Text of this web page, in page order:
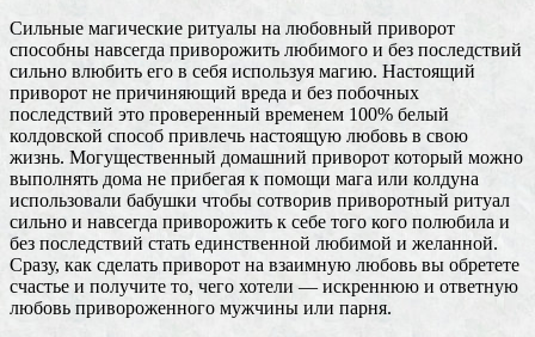
Сильные магические ритуалы на любовный приворот
способны навсегда приворожить любимого и без последствий
сильно влюбить его в себя используя магию. Настоящий
приворот не причиняющий вреда и без побочных
последствий это проверенный временем 100% белый
колдовской способ привлечь настоящую любовь в свою
жизнь. Могущественный домашний приворот который можно
выполнять дома не прибегая к помощи мага или колдуна
использовали бабушки чтобы сотворив приворотный ритуал
сильно и навсегда приворожить к себе того кого полюбила и
без последствий стать единственной любимой и желанной.
Сразу, как сделать приворот на взаимную любовь вы обретете
счастье и получите то, чего хотели — искреннюю и ответную
любовь привороженного мужчины или парня.